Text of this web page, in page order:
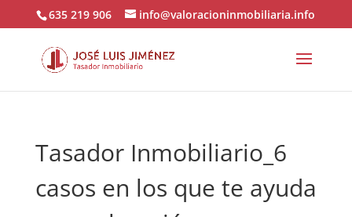
635 219 906 info@valoracioninmobiliaria.info
Tasador Inmobiliario_6
casos en los que te ayuda